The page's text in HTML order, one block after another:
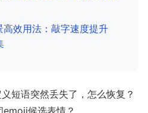
效用法：敲字速度提升
短语突然丢失了，怎么恢复？